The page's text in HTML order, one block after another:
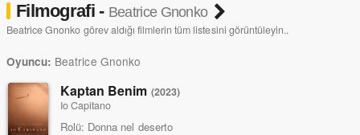
Filmografi - Beatrice Gnonko
Beatrice Gnonko görev aldığı filmlerin tüm listesini görüntüleyin..
Oyuncu: Beatrice Gnonko
Kaptan Benim (2023)
Io Capitano
Rolü: Donna nel deserto